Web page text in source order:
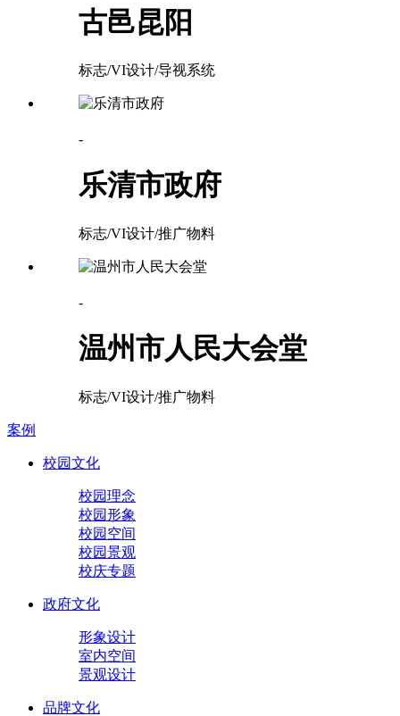
古邑昆阳
标志/VI设计/导视系统
-
乐清市政府
标志/VI设计/推广物料
-
温州市人民大会堂
标志/VI设计/推广物料
案例
校园文化
校园理念
校园形象
校园空间
校园景观
校庆专题
政府文化
形象设计
室内空间
景观设计
品牌文化